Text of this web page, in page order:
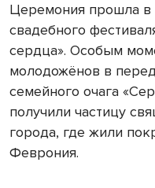
Церемония прошла в
свадебного
сердца». Особым
молодожёнов в
семейного очага
получили частицу
города, где жили
Феврония.